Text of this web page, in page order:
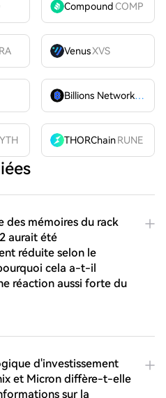
CompoundCOMP
VenusXVS
Billions Network
BILL
THORChain RUNE
des mémoires du rack
aurait été
réduite selon le
cela a-t-il
réaction aussi forte du
d'investissement
et Micron diffère-t-elle
sur la